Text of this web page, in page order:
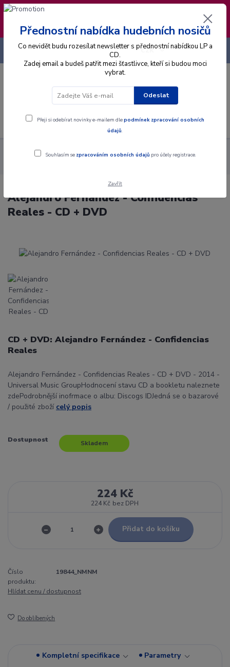
❣️ Od 4.8. do 13.8. čerpám dovolenou. Datum
expedice objednávek se posouvá na pátek
14.8.2026 🐋
Menu
CZK
+420 725 736 293
Alba CD
Alejandro Fernández - Confidencias Reales - CD +
Alejandro Fernández - Confidencias
Reales - CD + DVD
CD + DVD: Alejandro Fernández - Confidencias
Reales
Alejandro Fernández - Confidencias Reales - CD + DVD - 2014 -
Universal Music GroupHodnocení stavu CD a bookletu naleznete
zdePodrobnější inofrmace o albu: Discogs IDJedná se o bazarové
/ použité zboží celý popis
Dostupnost Skladem
224 Kč
224 Kč bez DPH
Přidat do košíku
Číslo
produktu:
19844_NMNM
Hlídat cenu / dostupnost
Do oblíbených
Kompletní specifikace
Parametry
Přednostní nabídka hudebních nosičů
Co nevidět budu rozesílat newsletter s přednostní nabídkou LP a
CD.
Zadej email a budeš patřit mezi šťastlivce, kteří si budou moci
vybrat.
Odeslat
Přeji si odebírat novinky e-mailem dlepodmínek zpracování osobních
údajů.
Souhlasím se zpracováním osobních údajů pro účely registrace.
Zavřít